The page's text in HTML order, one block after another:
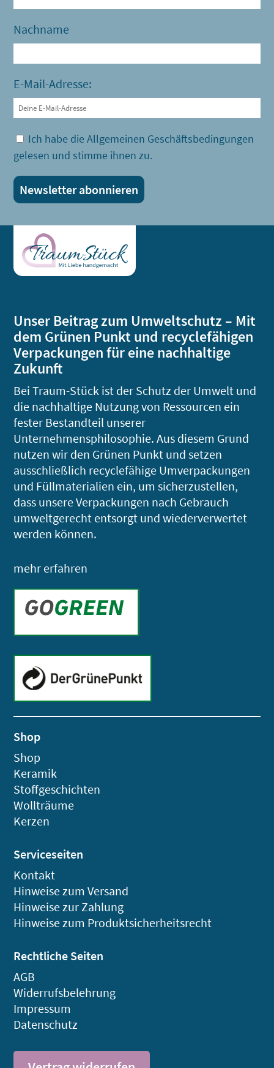
Nachname
E-Mail-Adresse:
Ich habe die Allgemeinen Geschäftsbedingungen
gelesen und stimme ihnen zu.
Unser Beitrag zum Umweltschutz – Mit
dem Grünen Punkt und recyclefähigen
Verpackungen für eine nachhaltige
Zukunft
Bei Traum-Stück ist der Schutz der Umwelt und
die nachhaltige Nutzung von Ressourcen ein
fester Bestandteil unserer
Unternehmensphilosophie. Aus diesem Grund
nutzen wir den Grünen Punkt und setzen
ausschließlich recyclefähige Umverpackungen
und Füllmaterialien ein, um sicherzustellen,
dass unsere Verpackungen nach Gebrauch
umweltgerecht entsorgt und wiederverwertet
werden können.
mehr erfahren
Shop
Shop
Keramik
Stoffgeschichten
Wollträume
Kerzen
Serviceseiten
Kontakt
Hinweise zum Versand
Hinweise zur Zahlung
Hinweise zum Produktsicherheitsrecht
Rechtliche Seiten
AGB
Widerrufsbelehrung
Impressum
Datenschutz